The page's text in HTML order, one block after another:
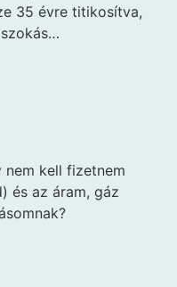
35 évre titikosítva,
kell fizetnem
és az áram, gáz